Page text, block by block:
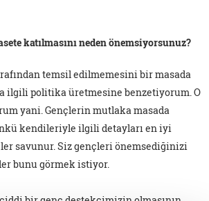
katılmasını neden önemsiyorsunuz?
temsil edilmemesini bir masada
ilgili politika üretmesine benzetiyorum. O
yani. Gençlerin mutlaka masada
kendileriyle ilgili detayları en iyi
savunur. Siz gençleri önemsediğinizi
bunu görmek istiyor.